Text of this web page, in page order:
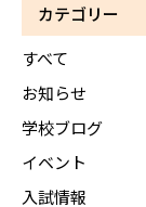
カテゴリー
すべて
お知らせ
学校ブログ
イベント
入試情報